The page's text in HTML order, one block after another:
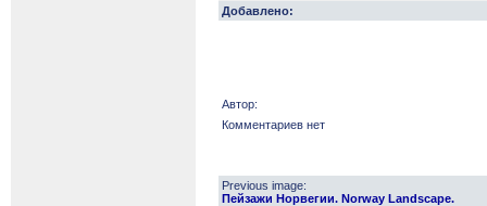
Добавлено:
Автор:
Комментариев нет
Previous image:
Пейзажи Норвегии. Norway Landscape.